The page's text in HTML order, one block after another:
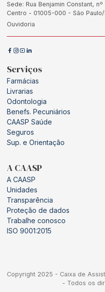
Sede: Rua Benjamin Constant, nº
Centro - 01005-000 - São Paulo/
Ouvidoria
Serviços
Farmácias
Livrarias
Odontologia
Benefs. Pecuniários
CAASP Saúde
Seguros
Sup. e Orientação
A CAASP
A CAASP
Unidades
Transparência
Proteção de dados
Trabalhe conosco
ISO 9001:2015
Copyright 2025 - Caixa de
- Todos os